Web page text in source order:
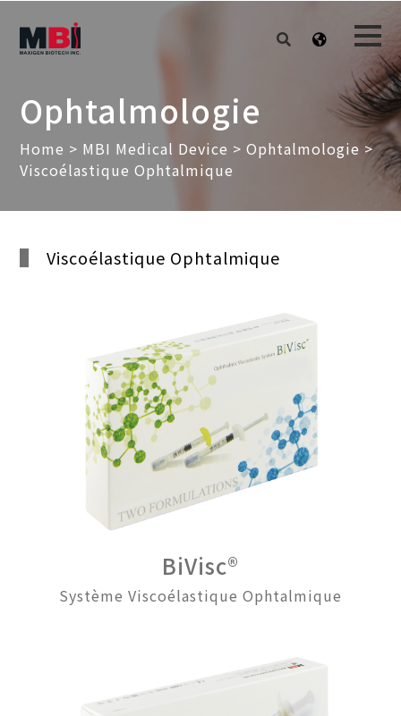
Ophtalmologie
Home > MBI Medical Device >Ophtalmologie >
Viscoélastique Ophtalmique
Viscoélastique Ophtalmique
BiVisc®
Système Viscoélastique Ophtalmique